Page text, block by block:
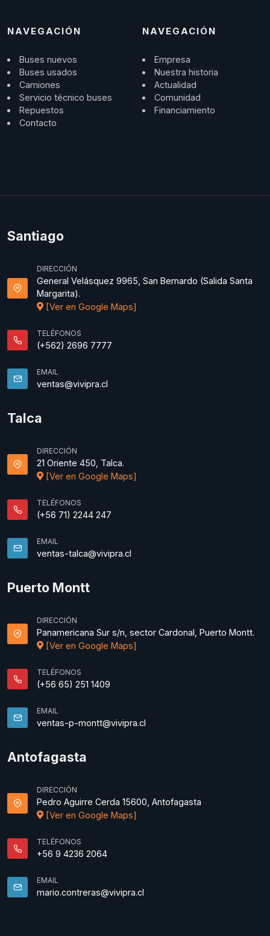
NAVEGACIÓN
Buses nuevos
Buses usados
Camiones
Servicio técnico buses
Repuestos
Contacto
NAVEGACIÓN
Empresa
Nuestra historia
Actualidad
Comunidad
Financiamiento
Santiago
DIRECCIÓN
General Velásquez 9965, San Bernardo (Salida Santa
Margarita).
[Ver en Google Maps]
TELÉFONOS
(+562) 2696 7777
EMAIL
ventas@vivipra.cl
Talca
DIRECCIÓN
21 Oriente 450, Talca.
[Ver en Google Maps]
TELÉFONOS
(+56 71) 2244 247
EMAIL
ventas-talca@vivipra.cl
Puerto Montt
DIRECCIÓN
Panamericana Sur s/n, sector Cardonal, Puerto Montt.
[Ver en Google Maps]
TELÉFONOS
(+56 65) 251 1409
EMAIL
ventas-p-montt@vivipra.cl
Antofagasta
DIRECCIÓN
Pedro Aguirre Cerda 15600, Antofagasta
[Ver en Google Maps]
TELÉFONOS
+56 9 4236 2064
EMAIL
mario.contreras@vivipra.cl